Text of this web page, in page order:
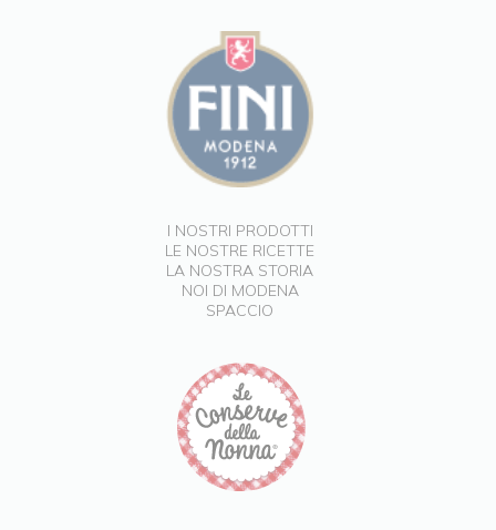
I NOSTRI PRODOTTI
LE NOSTRE RICETTE
LA NOSTRA STORIA
NOI DI MODENA
SPACCIO